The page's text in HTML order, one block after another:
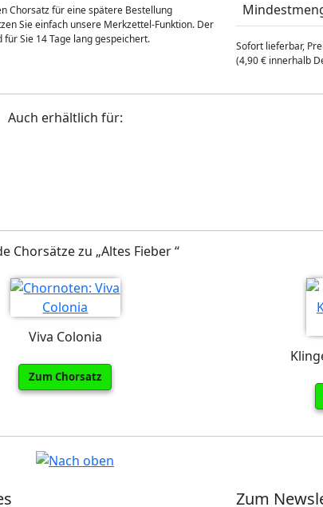
Chorsatz für eine spätere Bestellung
Sie einfach unsere Merkzettel-Funktion. Der
Sie 14 Tage lang gespeichert.
Sofort lieferbar,
(4,90 € innerhalb
Auch erhältlich für:
Chorsätze zu „Altes Fieber “
Viva Colonia
Zum Chorsatz
Zum